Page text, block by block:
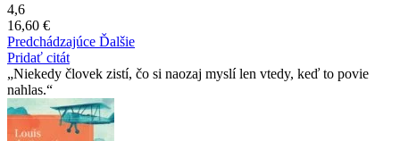
4,6
16,60 €
Predchádzajúce Ďalšie
Pridať citát
Niekedy človek zistí, čo si naozaj myslí len vtedy, keď to povie
nahlas.